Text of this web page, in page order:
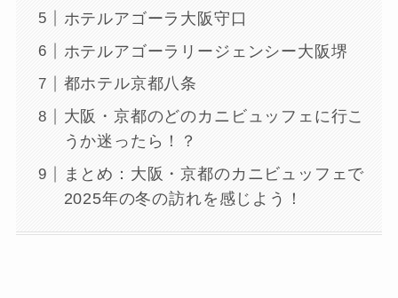
ホテルアゴーラ大阪守口
ホテルアゴーラリージェンシー大阪堺
都ホテル京都八条
大阪・京都のどのカニビュッフェに行こ
うか迷ったら！？
まとめ：大阪・京都のカニビュッフェで
2025年の冬の訪れを感じよう！